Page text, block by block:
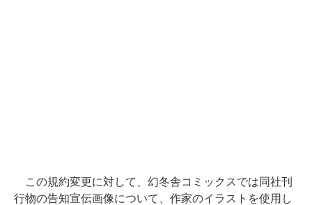
この規約変更に対して、幻冬舎コミックスでは同社刊
行物の告知宣伝画像について、作家のイラストを使用し